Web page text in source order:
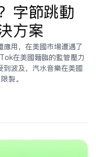
字節跳動
方案
用，在美國市場遭遇了
在美國面臨的監管壓力
波及，汽水音樂在美國
制。